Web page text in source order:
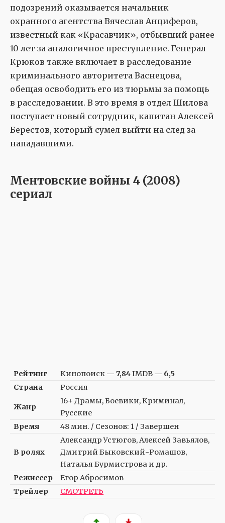
подозрений оказывается начальник
охранного агентства Вячеслав Анциферов,
известный как «Красавчик», отбывший ранее
10 лет за аналогичное преступление. Генерал
Крюков также включает в расследование
криминального авторитета Васнецова,
обещая освободить его из тюрьмы за помощь
в расследовании. В это время в отдел Шилова
поступает новый сотрудник, капитан Алексей
Берестов, который сумел выйти на след за
нападавшими.
Ментовские войны 4 (2008)
сериал
Рейтинг Кинопоиск —7,84IMDB — 6,5
Страна
Россия
Жанр
16+ Драмы, Боевики, Криминал,
Русские
Время
48 мин. / Сезонов: 1 / Завершен
В ролях
Александр Устюгов, Алексей Завьялов,
Дмитрий Быковский-Ромашов,
Наталья Бурмистрова и др.
Режиссер
Егор Абросимов
Трейлер
СМОТРЕТЬ